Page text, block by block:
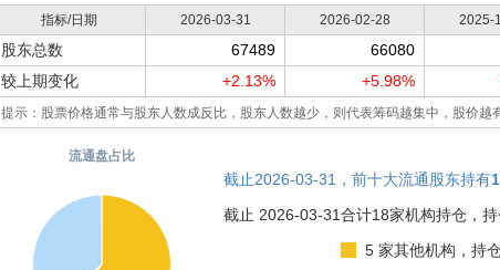
指标/日期 2026-03-31 2026-02-28 2025-
股东总数 67489 66080
较上期变化
+2.13% +5.98%
提示：股票价格通常与股东人数成反比，股东人数越少，则代表筹码越集中，股价越
流通盘占比
截止2026-03-31，前十大流通股东持有
截止 2026-03-31合计18家机构持仓，
5 家其他机构，持